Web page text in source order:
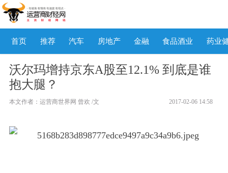
首页 推荐 汽车 房地产 金融 食品酒业 药业
沃尔玛增持京东A股至12.1% 到底是谁
抱大腿？
本文作者：运营商世界网 曾欢 /文 2017-02-06 14:58